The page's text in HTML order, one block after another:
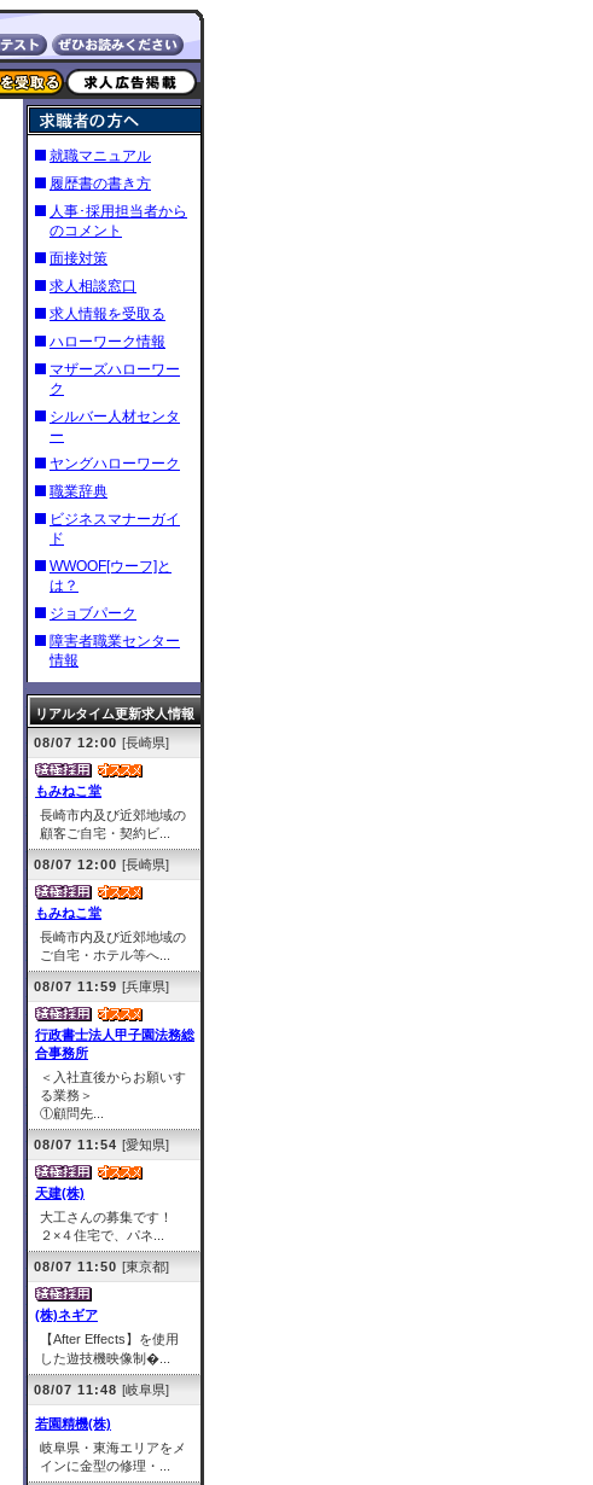
就職マニュアル
履歴書の書き方
人事･採用担当者から
のコメント
面接対策
求人相談窓口
求人情報を受取る
ハローワーク情報
マザーズハローワー
ク
シルバー人材センタ
ー
ヤングハローワーク
職業辞典
ビジネスマナーガイ
ド
WWOOF[ウーフ]と
は？
ジョブパーク
障害者職業センター
情報
リアルタイム更新求人情報
08/07 12:00 [長崎県]
もみねこ堂
長崎市内及び近郊地域の
顧客ご自宅・契約ビ...
08/07 12:00 [長崎県]
もみねこ堂
長崎市内及び近郊地域の
ご自宅・ホテル等へ...
08/07 11:59 [兵庫県]
行政書士法人甲子園法務総
合事務所
＜入社直後からお願いす
る業務＞
①顧問先...
08/07 11:54 [愛知県]
天建(株)
大工さんの募集です！
２×４住宅で、パネ...
08/07 11:50 [東京都]
(株)ネギア
【After Effects】を使用
した遊技機映像制�...
08/07 11:48 [岐阜県]
若園精機(株)
岐阜県・東海エリアをメ
インに金型の修理・...